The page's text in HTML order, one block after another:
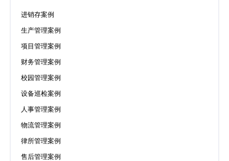
进销存案例
生产管理案例
项目管理案例
财务管理案例
校园管理案例
设备巡检案例
人事管理案例
物流管理案例
律所管理案例
售后管理案例